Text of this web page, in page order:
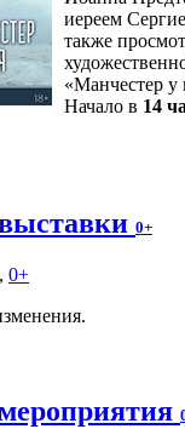
иереем
также
«Манчестер у
Начало в 14
0+
, 0+